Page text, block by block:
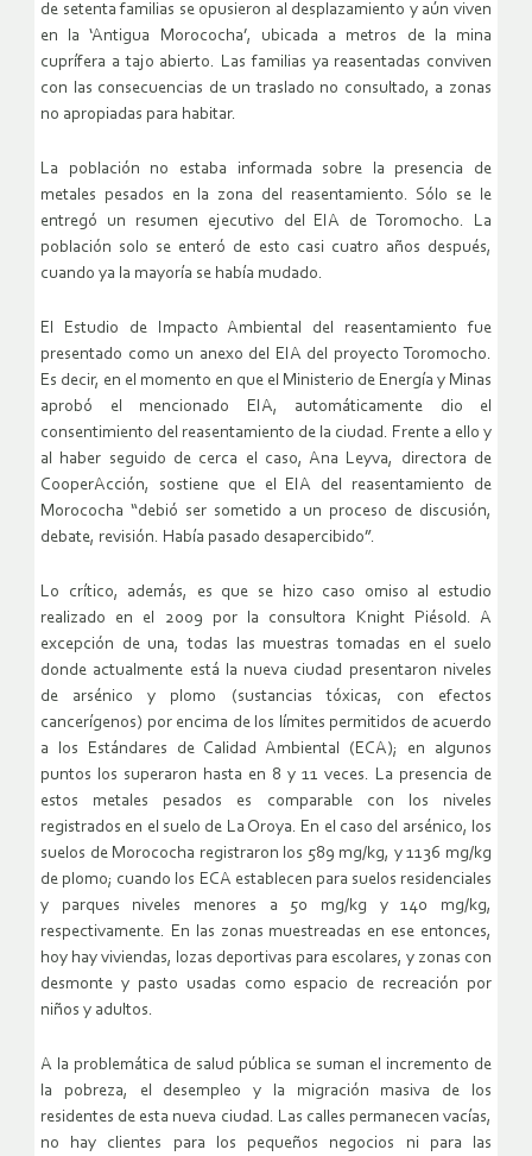
de setenta familias se opusieron al desplazamiento y aún viven
en la ‘Antigua Morococha’, ubicada a metros de la mina
cuprífera a tajo abierto. Las familias ya reasentadas conviven
con las consecuencias de un traslado no consultado, a zonas
no apropiadas para habitar.
La población no estaba informada sobre la presencia de
metales pesados en la zona del reasentamiento. Sólo se le
entregó un resumen ejecutivo del EIA de Toromocho. La
población solo se enteró de esto casi cuatro años después,
cuando ya la mayoría se había mudado.
El Estudio de Impacto Ambiental del reasentamiento fue
presentado como un anexo del EIA del proyecto Toromocho.
Es decir, en el momento en que el Ministerio de Energía y Minas
aprobó el mencionado EIA, automáticamente dio el
consentimiento del reasentamiento de la ciudad. Frente a ello y
al haber seguido de cerca el caso, Ana Leyva, directora de
CooperAcción, sostiene que el EIA del reasentamiento de
Morococha “debió ser sometido a un proceso de discusión,
debate, revisión. Había pasado desapercibido”.
Lo crítico, además, es que se hizo caso omiso al estudio
realizado en el 2009 por la consultora Knight Piésold. A
excepción de una, todas las muestras tomadas en el suelo
donde actualmente está la nueva ciudad presentaron niveles
de arsénico y plomo (sustancias tóxicas, con efectos
cancerígenos) por encima de los límites permitidos de acuerdo
a los Estándares de Calidad Ambiental (ECA); en algunos
puntos los superaron hasta en 8 y 11 veces. La presencia de
estos metales pesados es comparable con los niveles
registrados en el suelo de La Oroya. En el caso del arsénico, los
suelos de Morococha registraron los 589 mg/kg, y 1136 mg/kg
de plomo; cuando los ECA establecen para suelos residenciales
y parques niveles menores a 50 mg/kg y 140 mg/kg,
respectivamente. En las zonas muestreadas en ese entonces,
hoy hay viviendas, lozas deportivas para escolares, y zonas con
desmonte y pasto usadas como espacio de recreación por
niños y adultos.
A la problemática de salud pública se suman el incremento de
la pobreza, el desempleo y la migración masiva de los
residentes de esta nueva ciudad. Las calles permanecen vacías,
no hay clientes para los pequeños negocios ni para las